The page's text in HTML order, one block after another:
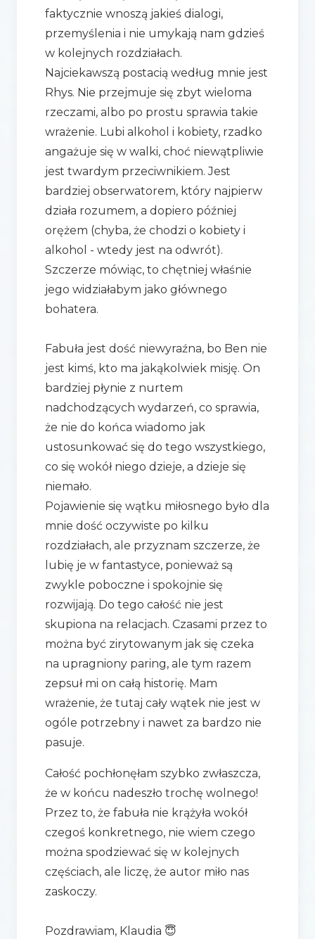
faktycznie wnoszą jakieś dialogi,
przemyślenia i nie umykają nam gdzieś
w kolejnych rozdziałach.
Najciekawszą postacią według mnie jest
Rhys. Nie przejmuje się zbyt wieloma
rzeczami, albo po prostu sprawia takie
wrażenie. Lubi alkohol i kobiety, rzadko
angażuje się w walki, choć niewątpliwie
jest twardym przeciwnikiem. Jest
bardziej obserwatorem, który najpierw
działa rozumem, a dopiero później
orężem (chyba, że chodzi o kobiety i
alkohol - wtedy jest na odwrót).
Szczerze mówiąc, to chętniej właśnie
jego widziałabym jako głównego
bohatera.
Fabuła jest dość niewyraźna, bo Ben nie
jest kimś, kto ma jakąkolwiek misję. On
bardziej płynie z nurtem
nadchodzących wydarzeń, co sprawia,
że nie do końca wiadomo jak
ustosunkować się do tego wszystkiego,
co się wokół niego dzieje, a dzieje się
niemało.
Pojawienie się wątku miłosnego było dla
mnie dość oczywiste po kilku
rozdziałach, ale przyznam szczerze, że
lubię je w fantastyce, ponieważ są
zwykle poboczne i spokojnie się
rozwijają. Do tego całość nie jest
skupiona na relacjach. Czasami przez to
można być zirytowanym jak się czeka
na upragniony paring, ale tym razem
zepsuł mi on całą historię. Mam
wrażenie, że tutaj cały wątek nie jest w
ogóle potrzebny i nawet za bardzo nie
pasuje.
Całość pochłonęłam szybko zwłaszcza,
że w końcu nadeszło trochę wolnego!
Przez to, że fabuła nie krążyła wokół
czegoś konkretnego, nie wiem czego
można spodziewać się w kolejnych
częściach, ale liczę, że autor miło nas
zaskoczy.
Pozdrawiam, Klaudia 😇